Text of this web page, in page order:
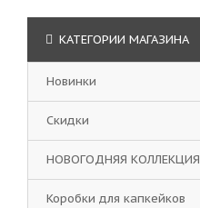
КАТЕГОРИИ МАГАЗИНА
Новинки
Скидки
НОВОГОДНЯЯ КОЛЛЕКЦИЯ
Коробки для капкейков